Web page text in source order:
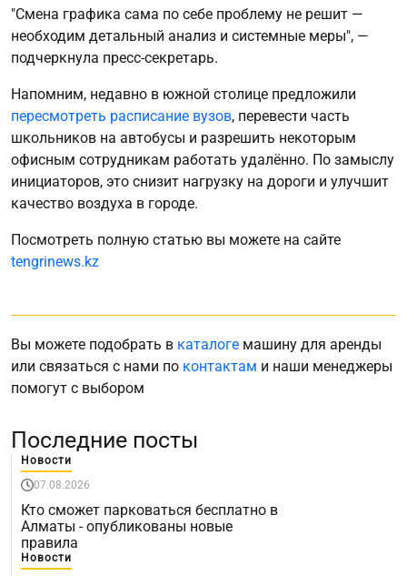
"Смена графика сама по себе проблему не решит —
необходим детальный анализ и системные меры", —
подчеркнула пресс-секретарь.
Напомним, недавно в южной столице предложили
пересмотреть расписание вузов, перевести часть
школьников на автобусы и разрешить некоторым
офисным сотрудникам работать удалённо. По замыслу
инициаторов, это снизит нагрузку на дороги и улучшит
качество воздуха в городе.
Посмотреть полную статью вы можете на сайте
tengrinews.kz
Вы можете подобрать в каталоге машину для аренды
или связаться с нами по контактам и наши менеджеры
помогут с выбором
Последние посты
Новости
07.08.2026
Кто сможет парковаться бесплатно в
Алматы - опубликованы новые
правила
Новости